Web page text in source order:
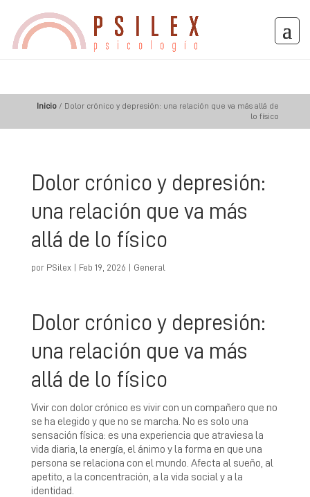
Inicio / Dolor crónico y depresión: una relación que va más allá de
lo físico
Dolor crónico y depresión:
una relación que va más
allá de lo físico
por PSilex| Feb 19, 2026 General
Dolor crónico y depresión:
una relación que va más
allá de lo físico
Vivir con dolor crónico es vivir con un compañero que no
se ha elegido y que no se marcha. No es solo una
sensación física: es una experiencia que atraviesa la
vida diaria, la energía, el ánimo y la forma en que una
persona se relaciona con el mundo. Afecta al sueño, al
apetito, a la concentración, a la vida social y a la
identidad.